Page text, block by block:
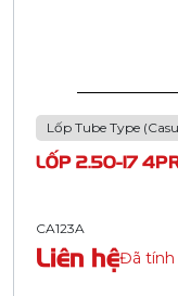
Lốp Tube Type
LỐP 2.50-17
CA123A
Liên hệĐã tính